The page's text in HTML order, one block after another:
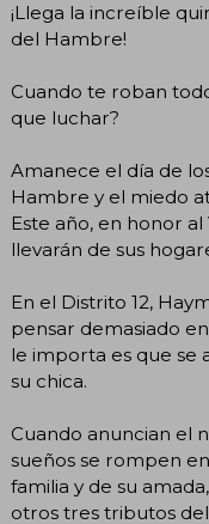
¡Llega la increíble
del Hambre!
Cuando te roban
que luchar?
Amanece el día de
Hambre y el miedo
Este año, en honor al
llevarán de sus
En el Distrito 12,
pensar demasiado
le importa es que se
su chica.
Cuando anuncian el
sueños se rompen
familia y de su
otros tres tributos del